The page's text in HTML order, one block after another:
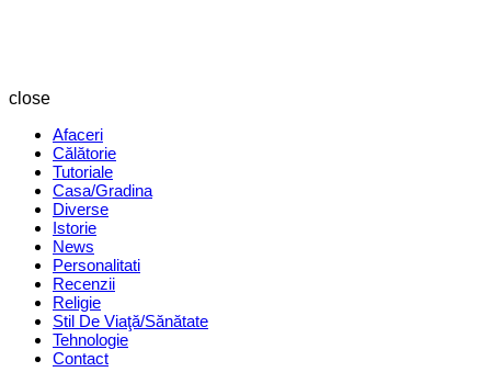
close
Afaceri
Călătorie
Tutoriale
Casa/Gradina
Diverse
Istorie
News
Personalitati
Recenzii
Religie
Stil De Viaţă/Sănătate
Tehnologie
Contact